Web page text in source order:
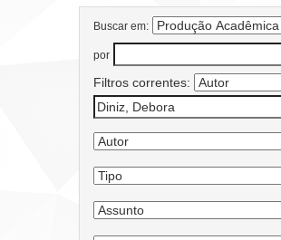
Buscar em:
por
Filtros correntes: